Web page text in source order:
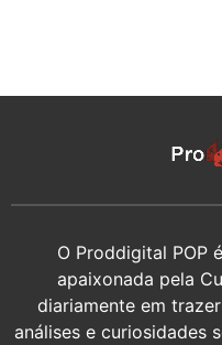
O Proddigital POP
apaixonada pela
diariamente em
análises e curiosidades